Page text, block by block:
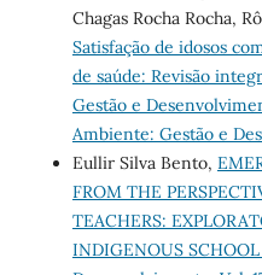
Chagas Rocha Rocha,
Satisfação de idosos
de saúde: Revisão
Gestão e
Ambiente: Gestão e
Eullir Silva Bento,
FROM THE
TEACHERS:
INDIGENOUS SCHOOL